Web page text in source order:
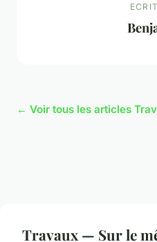
← Voir tous les articles
Travaux — Sur le